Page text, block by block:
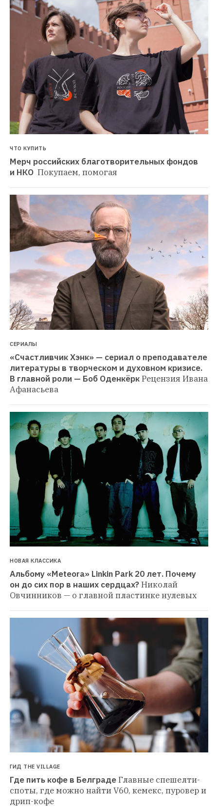
ЧТО КУПИТЬ
Мерч российских благотворительных фондов
и НКО Покупаем, помогая
СЕРИАЛЫ
«Счастливчик Хэнк» — сериал о преподавателе
литературы в творческом и духовном кризисе.
В главной роли — Боб ОденкёркРецензия Ивана
Афанасьева
НОВАЯ КЛАССИКА
Альбому «Meteora» Linkin Park 20 лет. Почему
он до сих пор в наших сердцах?Николай
Овчинников — о главной пластинке нулевых
ГИД THE VILLAGE
Где пить кофе в БелградеГлавные спешелти-
споты, где можно найти V60, кемекс, пуровер и
дрип-кофе